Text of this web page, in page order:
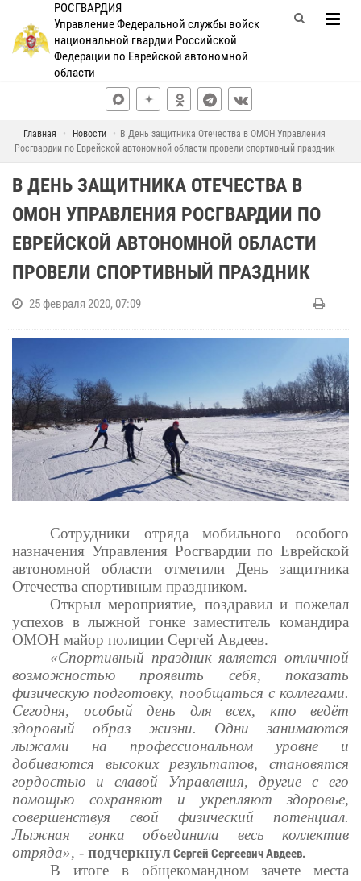
РОСГВАРДИЯ
Управление Федеральной службы войск
национальной гвардии Российской
Федерации по Еврейской автономной
области
Главная Новости
В День защитника Отечества в ОМОН Управления
Росгвардии по Еврейской автономной области провели спортивный праздник
В ДЕНЬ ЗАЩИТНИКА ОТЕЧЕСТВА В
ОМОН УПРАВЛЕНИЯ РОСГВАРДИИ ПО
ЕВРЕЙСКОЙ АВТОНОМНОЙ ОБЛАСТИ
ПРОВЕЛИ СПОРТИВНЫЙ ПРАЗДНИК
25 февраля 2020, 07:09
Сотрудники отряда мобильного особого
назначения Управления Росгвардии по Еврейской
автономной области отметили День защитника
Отечества спортивным праздником.
Открыл мероприятие, поздравил и пожелал
успехов в лыжной гонке заместитель командира
ОМОН майор полиции Сергей Авдеев.
«Спортивный праздник является отличной
возможностью проявить себя, показать
физическую подготовку, пообщаться с коллегами.
Сегодня, особый день для всех, кто ведёт
здоровый образ жизни. Одни занимаются
лыжами на профессиональном уровне и
добиваются высоких результатов, становятся
гордостью и славой Управления, другие с его
помощью сохраняют и укрепляют здоровье,
совершенствуя свой физический потенциал.
Лыжная гонка объединила весь коллектив
отряда», - подчеркнул Сергей Сергеевич Авдеев.
В итоге в общекомандном зачете места